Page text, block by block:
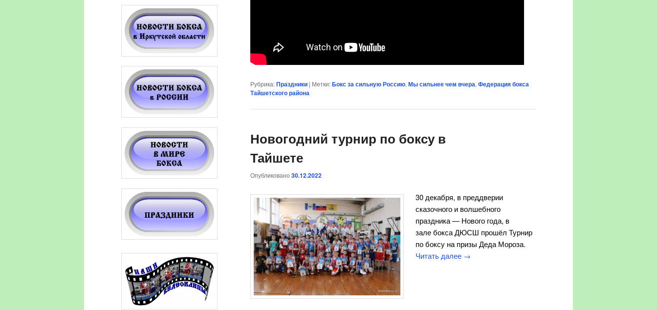
Рубрика:Праздники | Метки:Бокс за сильную Россию, Мы сильнее чем вчера, Федерация бокса
Тайшетского района
Новогодний турнир по боксу в
Тайшете
Опубликовано 30.12.2022
30 декабря, в преддверии
сказочного и волшебного
праздника — Нового года, в
зале бокса ДЮСШ прошёл Турнир
по боксу на призы Деда Мороза.
Читать далее →